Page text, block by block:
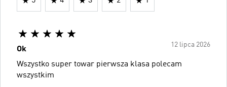
12 lipca 2026
Ok
Wszystko super towar pierwsza klasa polecam
wszystkim